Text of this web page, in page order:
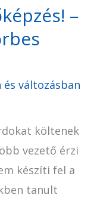
–
és változásban
költenek
vezető érzi
készíti fel a
tanult